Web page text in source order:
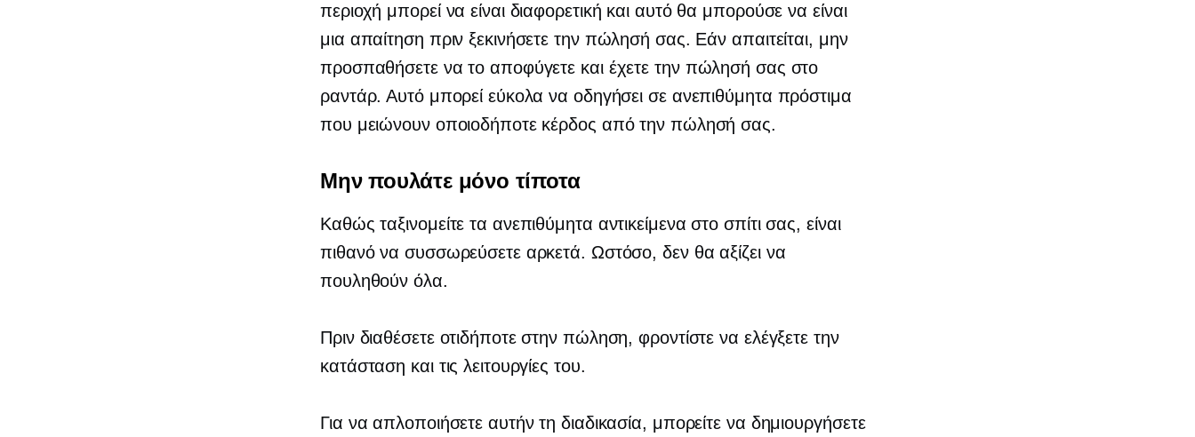
περιοχή μπορεί να είναι διαφορετική και αυτό θα μπορούσε να είναι
μια απαίτηση πριν ξεκινήσετε την πώλησή σας. Εάν απαιτείται, μην
προσπαθήσετε να το αποφύγετε και έχετε την πώλησή σας στο
ραντάρ. Αυτό μπορεί εύκολα να οδηγήσει σε ανεπιθύμητα πρόστιμα
που μειώνουν οποιοδήποτε κέρδος από την πώλησή σας.
Μην πουλάτε μόνο τίποτα
Καθώς ταξινομείτε τα ανεπιθύμητα αντικείμενα στο σπίτι σας, είναι
πιθανό να συσσωρεύσετε αρκετά. Ωστόσο, δεν θα αξίζει να
πουληθούν όλα.
Πριν διαθέσετε οτιδήποτε στην πώληση, φροντίστε να ελέγξετε την
κατάσταση και τις λειτουργίες του.
Για να απλοποιήσετε αυτήν τη διαδικασία, μπορείτε να δημιουργήσετε